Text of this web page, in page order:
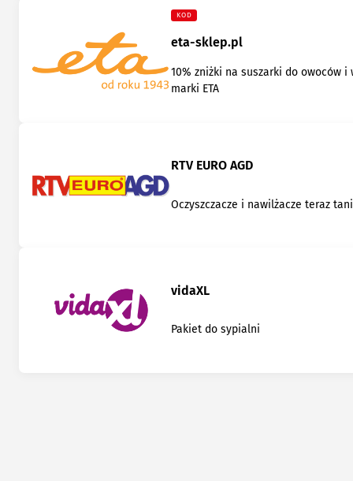
KOD
eta-sklep.pl
10% zniżki na suszarki do owoców i
marki ETA
RTV EURO AGD
Oczyszczacze i nawilżacze teraz
vidaXL
Pakiet do sypialni